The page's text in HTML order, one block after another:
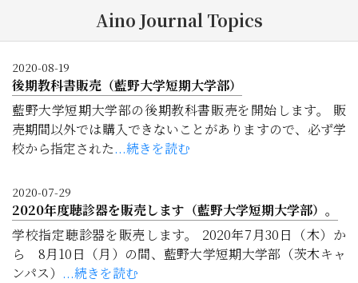
Aino Journal Topics
2020-08-19
後期教科書販売（藍野大学短期大学部）
藍野大学短期大学部の後期教科書販売を開始します。 販
売期間以外では購入できないことがありますので、必ず学
校から指定された...続きを読む
2020-07-29
2020年度聴診器を販売します（藍野大学短期大学部）。
学校指定聴診器を販売します。 2020年7月30日（木）か
ら 8月10日（月）の間、藍野大学短期大学部（茨木キャ
ンパス） ...続きを読む